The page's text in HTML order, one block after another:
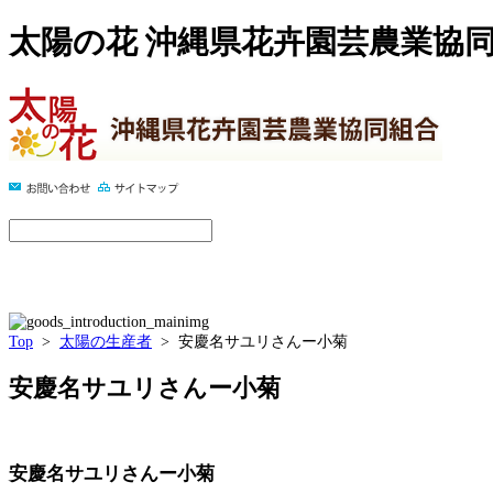
太陽の花 沖縄県花卉園芸農業協
Top > 太陽の生産者 > 安慶名サユリさんー小菊
安慶名サユリさんー小菊
安慶名サユリさんー小菊